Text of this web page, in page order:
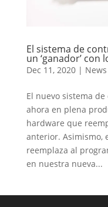
El sistema de
un ‘ganador’ con
Dec 11, 2020| News
El nuevo sistema
ahora en plena
hardware que
anterior. Asimismo,
reemplaza al
en nuestra nueva...